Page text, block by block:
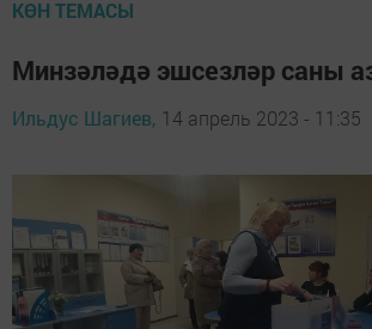
КӨН ТЕМАСЫ
Минзәләдә эшсезләр саны
Ильдус Шагиев, 14 апрель 2023 - 11:35